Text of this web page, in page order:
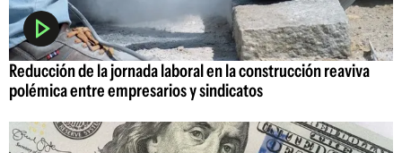
Reducción de la jornada laboral en la construcción reaviva
polémica entre empresarios y sindicatos